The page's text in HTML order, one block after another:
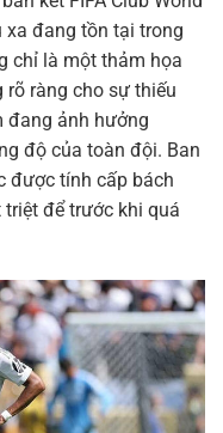
xa đang tồn tại trong
chỉ là một thảm họa
ràng cho sự thiếu
đang ảnh hưởng
độ của toàn đội. Ban
được tính cấp bách
để trước khi quá